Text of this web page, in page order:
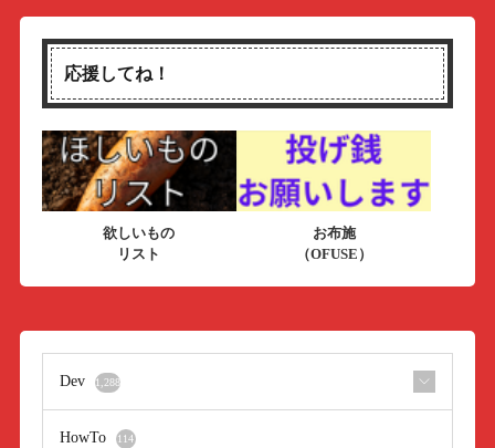
応援してね！
欲しいもの
リスト
お布施
（OFUSE）
Dev 1,288
HowTo 114